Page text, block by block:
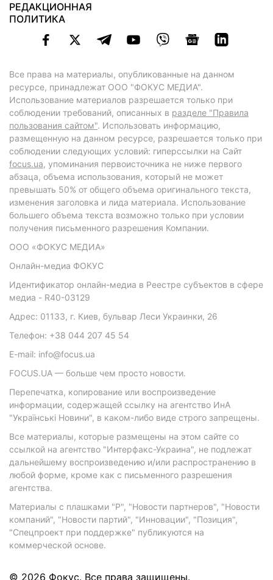
РЕДАКЦИОННАЯ
ПОЛИТИКА
Все права на материалы, опубликованные на данном
ресурсе, принадлежат ООО "ФОКУС МЕДИА".
Использование материалов разрешается только при
соблюдении требований, описанных в разделе "Правила
пользования сайтом". Использовать информацию,
размещенную на данном ресурсе, разрешается только при
соблюдении следующих условий: гиперссылки на Сайт
focus.ua, упоминания первоисточника не ниже первого
абзаца, объема использования, который не может
превышать 50% от общего объема оригинального текста,
изменения заголовка и лида материала. Использование
большего объема текста возможно только при условии
получения письменного разрешения Компании.
ООО «ФОКУС МЕДИА»
Онлайн-медиа ФОКУС
Идентификатор онлайн-медиа в Реестре субъектов в сфере
медиа - R40-03129
Адрес: 01133, г. Киев, бульвар Леси Украинки, 26
Телефон: +38 044 207 45 54
E-mail: info@focus.ua
FOCUS.UA — больше чем просто новости.
Перепечатка, копирование или воспроизведение
информации, содержащей ссылку на агентство ИнА
"Українські Новини", в каком-либо виде строго запрещены.
Все материалы, которые размещены на этом сайте со
ссылкой на агентство "Интерфакс-Украина", не подлежат
дальнейшему воспроизведению и/или распространению в
любой форме, кроме как с письменного разрешения
агентства.
Материалы с плашками "Р", "Новости партнеров", "Новости
компаний", "Новости партий", "Инновации", "Позиция",
"Спецпроект при поддержке" публикуются на
коммерческой основе.
© 2026 Фокус. Все права защищены.